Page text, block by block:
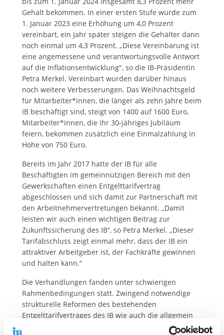
Gehalt bekommen. In einer ersten Stufe wurde zum
1. Januar 2023 eine Erhöhung um 4,0 Prozent
vereinbart, ein Jahr später steigen die Gehälter dann
noch einmal um 4,3 Prozent. „Diese Vereinbarung ist
eine angemessene und verantwortungsvolle Antwort
auf die Inflationsentwicklung", so die IB-Präsidentin
Petra Merkel. Vereinbart wurden darüber hinaus
noch weitere Verbesserungen. Das Weihnachtsgeld
für Mitarbeiter*innen, die länger als zehn Jahre beim
IB beschäftigt sind, steigt von 1400 auf 1600 Euro,
Mitarbeiter*innen, die ihr 30-jähriges Jubiläum
feiern, bekommen zusätzlich eine Einmalzahlung in
Höhe von 750 Euro.
Bereits im Jahr 2017 hatte der IB für alle
Beschäftigten im gemeinnützigen Bereich mit den
Gewerkschaften einen Entgelttarifvertrag
abgeschlossen und sich damit zur Partnerschaft mit
den Arbeitnehmervertretungen bekannt. „Damit
leisten wir auch einen wichtigen Beitrag zur
Zukunftssicherung des IB“, so Petra Merkel. „Dieser
Tarifabschluss zeigt einmal mehr, dass der IB ein
attraktiver Arbeitgeber ist, der Fachkräfte gewinnen
und halten kann.“
Die Verhandlungen fanden unter schwierigen
Rahmenbedingungen statt. Zwingend notwendige
strukturelle Reformen des bestehenden
Entgelttarifvertrages des IB wie auch die allgemein